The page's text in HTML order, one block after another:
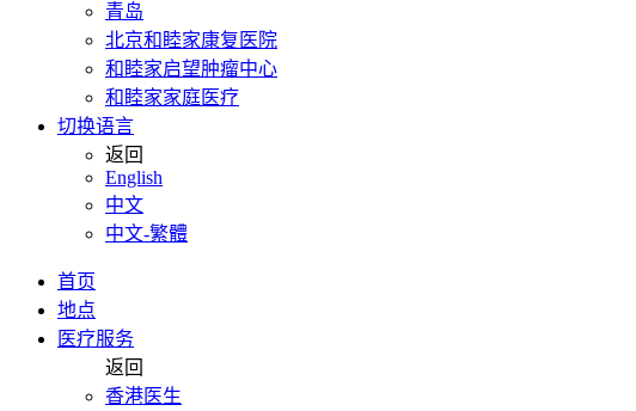
青岛
北京和睦家康复医院
和睦家启望肿瘤中心
和睦家家庭医疗
切换语言
返回
English
中文
中文-繁體
首页
地点
医疗服务
返回
香港医生